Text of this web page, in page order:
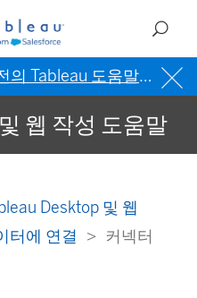
의 Tableau 도움말을 참조
웹 작성 도움말
Desktop 및 웹
터에 연결
커넥터